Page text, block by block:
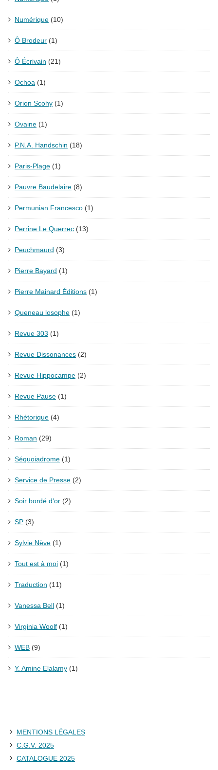
Numérique (10)
Ô Brodeur (1)
Ô Écrivain (21)
Ochoa (1)
Orion Scohy (1)
Ovaine (1)
P.N.A. Handschin (18)
Paris-Plage (1)
Pauvre Baudelaire (8)
Permunian Francesco (1)
Perrine Le Querrec (13)
Peuchmaurd (3)
Pierre Bayard (1)
Pierre Mainard Éditions (1)
Queneau losophe (1)
Revue 303 (1)
Revue Dissonances (2)
Revue Hippocampe (2)
Revue Pause (1)
Rhétorique (4)
Roman (29)
Séquoiadrome (1)
Service de Presse (2)
Soir bordé d'or (2)
SP (3)
Sylvie Nève (1)
Tout est à moi (1)
Traduction (11)
Vanessa Bell (1)
Virginia Woolf (1)
WEB (9)
Y. Amine Elalamy (1)
MENTIONS LÉGALES
C.G.V. 2025
CATALOGUE 2025